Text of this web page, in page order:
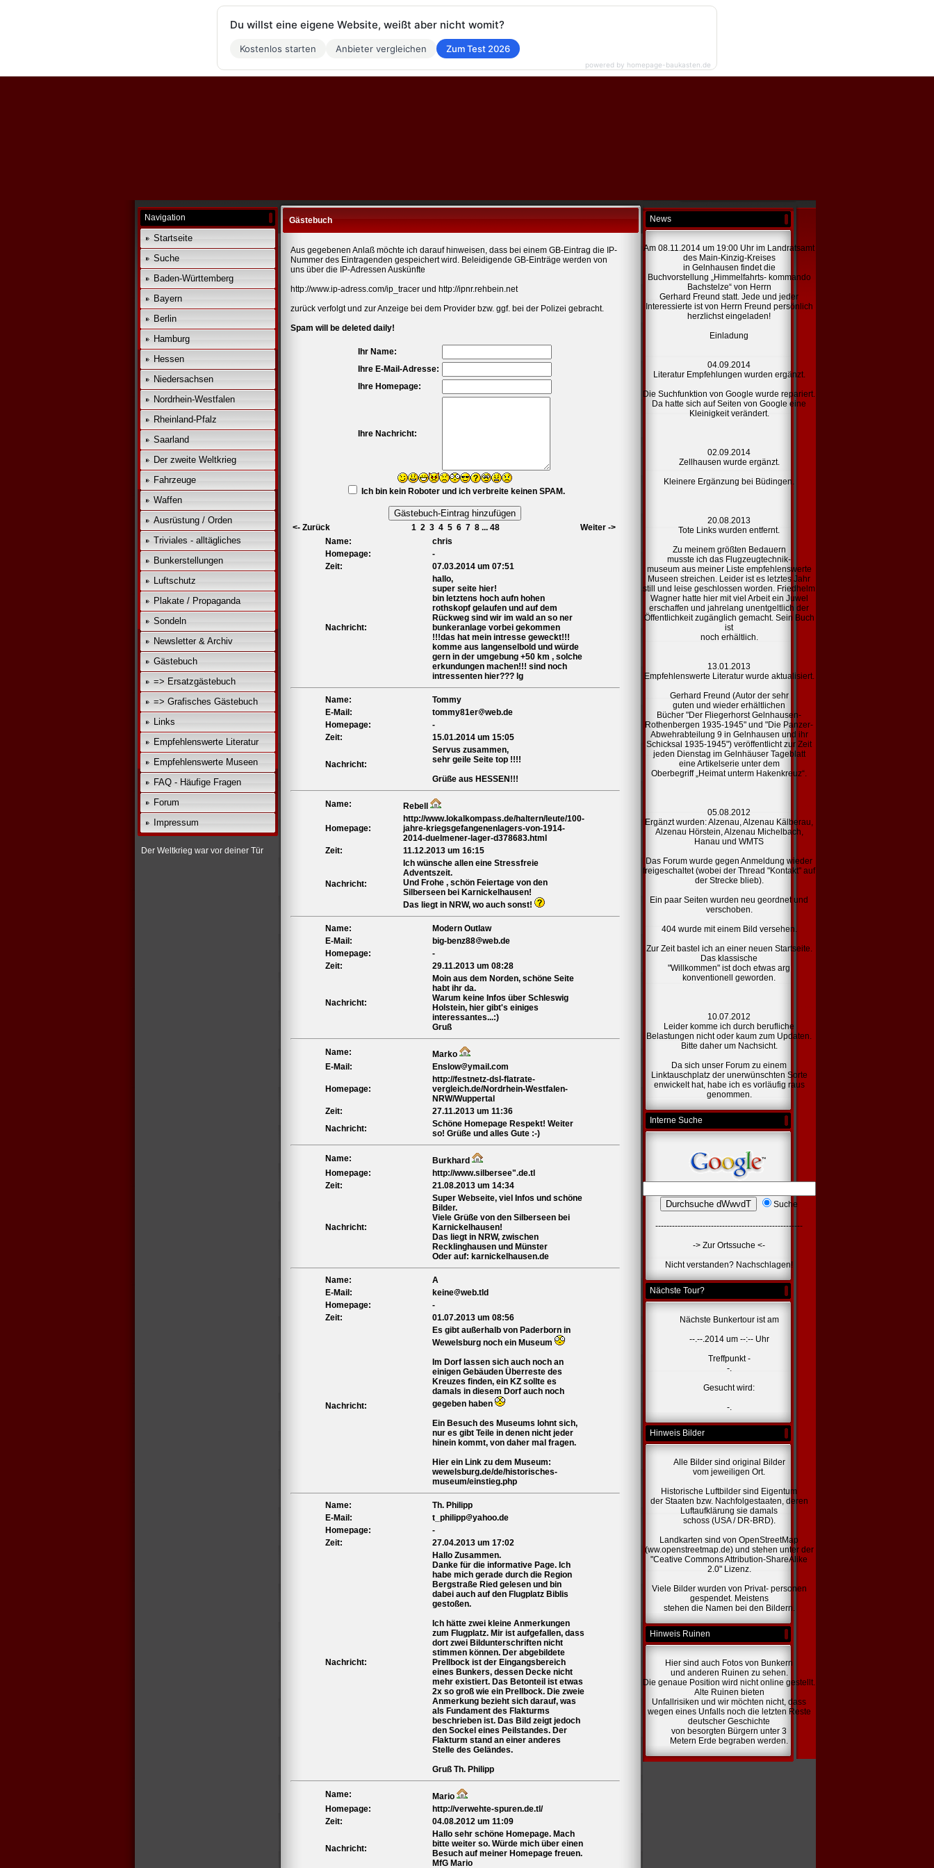
Navigation
Startseite
Suche
Baden-Württemberg
Bayern
Berlin
Hamburg
Hessen
Niedersachsen
Nordrhein-Westfalen
Rheinland-Pfalz
Saarland
Der zweite Weltkrieg
Fahrzeuge
Waffen
Ausrüstung / Orden
Triviales - alltägliches
Bunkerstellungen
Luftschutz
Plakate / Propaganda
Sondeln
Newsletter & Archiv
Gästebuch
=> Ersatzgästebuch
=> Grafisches Gästebuch
Links
Empfehlenswerte Literatur
Empfehlenswerte Museen
FAQ - Häufige Fragen
Forum
Impressum
Der Weltkrieg war vor deiner Tür
Gästebuch
Aus gegebenen Anlaß möchte ich darauf hinweisen, dass bei einem GB-Eintrag die IP-
Nummer des Eintragenden gespeichert wird. Beleidigende GB-Einträge werden von
uns über die IP-Adressen Auskünfte
http://www.ip-adress.com/ip_tracer und http://ipnr.rehbein.net
zurück verfolgt und zur Anzeige bei dem Provider bzw. ggf. bei der Polizei gebracht.
Spam will be deleted daily!
Ihr Name:
Ihre E-Mail-Adresse:
Ihre Homepage:
Ihre Nachricht:
Ich bin kein Roboter und ich verbreite keinen SPAM.
<- Zurück 1 2 3 4 5 6 7 8 ... 48
Weiter ->
Name:
chris
Homepage:
-
Zeit:
07.03.2014 um 07:51
Nachricht:
hallo,
super seite hier!
bin letztens hoch aufn hohen
rothskopf gelaufen und auf dem
Rückweg sind wir im wald an so ner
bunkeranlage vorbei gekommen
!!!das hat mein intresse geweckt!!!
komme aus langenselbold und würde
gern in der umgebung +50 km , solche
erkundungen machen!!! sind noch
intressenten hier??? lg
Name:
Tommy
E-Mail:
tommy81er
web.de
Homepage:
-
Zeit:
15.01.2014 um 15:05
Nachricht:
Servus zusammen,
sehr geile Seite top !!!!
Grüße aus HESSEN!!!
Name: Rebell
Homepage:
http://www.lokalkompass.de/haltern/leute/100-
jahre-kriegsgefangenenlagers-von-1914-
2014-duelmener-lager-d378683.html
Zeit:
11.12.2013 um 16:15
Nachricht:
Ich wünsche allen eine Stressfreie
Adventszeit.
Und Frohe , schön Feiertage von den
Silberseen bei Karnickelhausen!
Das liegt in NRW, wo auch sonst!
Name:
Modern Outlaw
E-Mail:
big-benz88
web.de
Homepage:
-
Zeit:
29.11.2013 um 08:28
Nachricht:
Moin aus dem Norden, schöne Seite
habt ihr da.
Warum keine Infos über Schleswig
Holstein, hier gibt's einiges
interessantes...:)
Gruß
Name:
Marko
E-Mail:
Enslow ymail.com
Homepage:
http://festnetz-dsl-flatrate-
vergleich.de/Nordrhein-Westfalen-
NRW/Wuppertal
Zeit:
27.11.2013 um 11:36
Nachricht:
Schöne Homepage Respekt! Weiter
so! Grüße und alles Gute :-)
Name:
Burkhard
Homepage:
http://www.silbersee".de.tl
Zeit:
21.08.2013 um 14:34
Nachricht:
Super Webseite, viel Infos und schöne
Bilder.
Viele Grüße von den Silberseen bei
Karnickelhausen!
Das liegt in NRW, zwischen
Recklinghausen und Münster
Oder auf: karnickelhausen.de
Name:
A
E-Mail:
keine
web.tld
Homepage:
-
Zeit:
01.07.2013 um 08:56
Nachricht:
Es gibt außerhalb von Paderborn in
Wewelsburg noch ein Museum
Im Dorf lassen sich auch noch an
einigen Gebäuden Überreste des
Kreuzes finden, ein KZ sollte es
damals in diesem Dorf auch noch
gegeben haben
Ein Besuch des Museums lohnt sich,
nur es gibt Teile in denen nicht jeder
hinein kommt, von daher mal fragen.
Hier ein Link zu dem Museum:
wewelsburg.de/de/historisches-
museum/einstieg.php
Name:
Th. Philipp
E-Mail:
t_philipp
yahoo.de
Homepage:
-
Zeit:
27.04.2013 um 17:02
Nachricht:
Hallo Zusammen.
Danke für die informative Page. Ich
habe mich gerade durch die Region
Bergstraße Ried gelesen und bin
dabei auch auf den Flugplatz Biblis
gestoßen.
Ich hätte zwei kleine Anmerkungen
zum Flugplatz. Mir ist aufgefallen, dass
dort zwei Bildunterschriften nicht
stimmen können. Der abgebildete
Prellbock ist der Eingangsbereich
eines Bunkers, dessen Decke nicht
mehr existiert. Das Betonteil ist etwas
2x so groß wie ein Prellbock. Die zweie
Anmerkung bezieht sich darauf, was
als Fundament des Flakturms
beschrieben ist. Das Bild zeigt jedoch
den Sockel eines Peilstandes. Der
Flakturm stand an einer anderes
Stelle des Geländes.
Gruß Th. Philipp
Name:
Mario
Homepage:
http://verwehte-spuren.de.tl/
Zeit:
04.08.2012 um 11:09
Nachricht:
Hallo sehr schöne Homepage. Mach
bitte weiter so. Würde mich über einen
Besuch auf meiner Homepage freuen.
MfG Mario
News
Am 08.11.2014 um 19:00 Uhr im Landratsamt
des Main-Kinzig-Kreises
in Gelnhausen findet die
Buchvorstellung „Himmelfahrts- kommando
Bachstelze“ von Herrn
Gerhard Freund statt. Jede und jeder
Interessierte ist von Herrn Freund persönlich
herzlichst eingeladen!
Einladung
04.09.2014
Literatur Empfehlungen wurden ergänzt.
Die Suchfunktion von Google wurde repariert.
Da hatte sich auf Seiten von Google eine
Kleinigkeit verändert.
02.09.2014
Zellhausen wurde ergänzt.
Kleinere Ergänzung bei Büdingen.
20.08.2013
Tote Links wurden entfernt.
Zu meinem größten Bedauern
musste ich das Flugzeugtechnik-
museum aus meiner Liste empfehlenswerte
Museen streichen. Leider ist es letztes Jahr
still und leise geschlossen worden. Friedhelm
Wagner hatte hier mit viel Arbeit ein Juwel
erschaffen und jahrelang unentgeltlich der
Öffentlichkeit zugänglich gemacht. Sein Buch
ist
noch erhältlich.
13.01.2013
Empfehlenswerte Literatur wurde aktualisiert.
Gerhard Freund (Autor der sehr
guten und wieder erhältlichen
Bücher "Der Fliegerhorst Gelnhausen-
Rothenbergen 1935-1945" und "Die Panzer-
Abwehrabteilung 9 in Gelnhausen und ihr
Schicksal 1935-1945") veröffentlicht zur Zeit
jeden Dienstag im Gelnhäuser Tageblatt
eine Artikelserie unter dem
Oberbegriff „Heimat unterm Hakenkreuz“.
05.08.2012
Ergänzt wurden:Alzenau,Alzenau Kälberau,
Alzenau Hörstein,Alzenau Michelbach,
Hanau und WMTS
Das Forum wurde gegen Anmeldung wieder
freigeschaltet (wobei der Thread "Kontakt" auf
der Strecke blieb).
Ein paar Seiten wurden neu geordnet und
verschoben.
404wurde mit einem Bild versehen.
Zur Zeit bastel ich an einer neuen Startseite.
Das klassische
"Willkommen" ist doch etwas arg
konventionell geworden.
10.07.2012
Leider komme ich durch berufliche
Belastungen nicht oder kaum zum Updaten.
Bitte daher um Nachsicht.
Da sich unser Forum zu einem
Linktauschplatz der unerwünschten Sorte
enwickelt hat, habe ich es vorläufig raus
genommen.
Interne Suche
Suche
-----------------------------------------------------
-> Zur Ortssuche <-
Nicht verstanden? Nachschlagen!
Nächste Tour?
Nächste Bunkertour ist am
--.--.2014 um --:-- Uhr
Treffpunkt -
-.
Gesucht wird:
-.
Hinweis Bilder
Alle Bilder sind original Bilder
vom jeweiligen Ort.
Historische Luftbilder sind Eigentum
der Staaten bzw. Nachfolgestaaten, deren
Luftaufklärung sie damals
schoss (USA / DR-BRD).
Landkarten sind von OpenStreetMap
(ww.openstreetmap.de) und stehen unter der
"Ceative Commons Attribution-ShareAlike
2.0" Lizenz.
Viele Bilder wurden von Privat- personen
gespendet. Meistens
stehen die Namen bei den Bildern.
Hinweis Ruinen
Hier sind auch Fotos von Bunkern
und anderen Ruinen zu sehen.
Die genaue Position wird nicht online gestellt.
Alte Ruinen bieten
Unfallrisiken und wir möchten nicht, dass
wegen eines Unfalls noch die letzten Reste
deutscher Geschichte
von besorgten Bürgern unter 3
Metern Erde begraben werden.
Du willst eine eigene Website, weißt aber nicht womit?
Kostenlos starten Anbieter vergleichen Zum Test 2026
powered by homepage-baukasten.de